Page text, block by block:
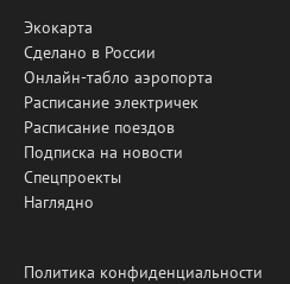
Экокарта
Сделано в России
Онлайн-табло аэропорта
Расписание электричек
Расписание поездов
Подписка на новости
Спецпроекты
Наглядно
Политика конфиденциальности